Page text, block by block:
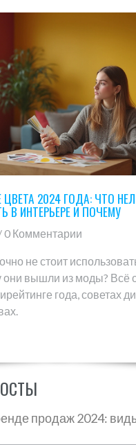
2024 ГОДА: ЧТО
В ИНТЕРЬЕРЕ И ПОЧЕМУ
0 Комментарии
не стоит
они вышли из моды? Всё
года, советах
продаж 2024: